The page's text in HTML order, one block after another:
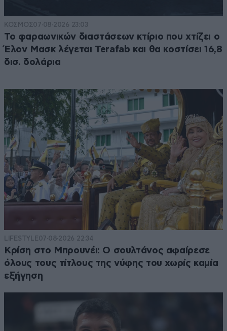
ΚΟΣΜΟΣ07·08·2026 23:03
Το φαραωνικών διαστάσεων κτίριο που χτίζει ο
Έλον Μασκ λέγεται Terafab και θα κοστίσει 16,8
δισ. δολάρια
LIFESTYLE07·08·2026 22:34
Κρίση στο Μπρουνέι: Ο σουλτάνος αφαίρεσε
όλους τους τίτλους της νύφης του χωρίς καμία
εξήγηση